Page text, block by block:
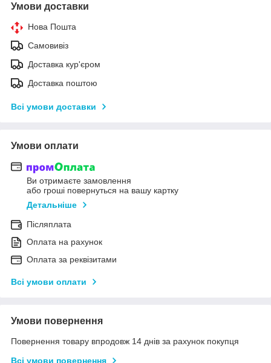
Умови доставки
Нова Пошта
Самовивіз
Доставка кур'єром
Доставка поштою
Всі умови доставки
Умови оплати
Ви отримаєте замовлення
або гроші повернуться на вашу картку
Детальніше
Післяплата
Оплата на рахунок
Оплата за реквізитами
Всі умови оплати
Умови повернення
Повернення товару впродовж 14 днів за рахунок покупця
Всі умови повернення